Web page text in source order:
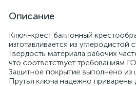
Описание
Ключ-крест баллонный
изготавливается из углеродистой
Твердость материала рабочих
что соответствует требованиям
Защитное покрытие выполнено из
Прутья ключа надежно приварены